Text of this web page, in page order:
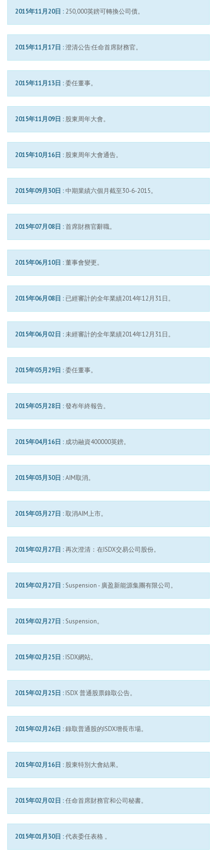
2015年11月20日 : 250,000英鎊可轉換公司債。
2015年11月17日 :澄清公告:任命首席財務官。
2015年11月13日 :委任董事。
2015年11月09日 : 股東周年大會。
2015年10月16日 : 股東周年大會通告。
2015年09月30日 :中期業績六個月截至30-6-2015。
2015年07月08日 :首席財務官辭職。
2015年06月10日 :董事會變更。
2015年06月08日 : 已經審計的全年業績2014年12月31日。
2015年06月02日 :未經審計的全年業績2014年12月31日。
2015年05月29日 :委任董事。
2015年05月28日 :發布年終報告。
2015年04月16日 : 成功融資400000英鎊。
2015年03月30日 :AIM取消。
2015年03月27日 :取消AIM上市。
2015年02月27日 :再次澄清：在ISDX交易公司股份。
2015年02月27日 : Suspension - 廣盈新能源集團有限公司。
2015年02月27日 : Suspension。
2015年02月25日 : ISDX網站。
2015年02月25日 : ISDX 普通股票錄取公告。
2015年02月26日 :錄取普通股的ISDX增長市場。
2015年02月16日 : 股東特別大會結果。
2015年02月02日 :任命首席財務官和公司秘書。
2015年01月30日 :代表委任表格 。